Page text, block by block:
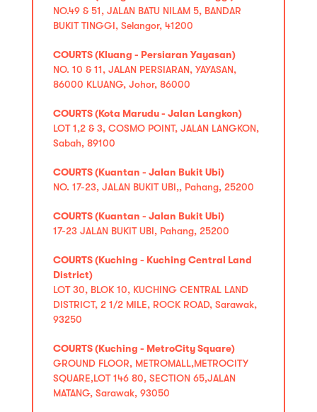
NO.49 & 51, JALAN BATU NILAM 5, BANDAR
BUKIT TINGGI, Selangor, 41200
COURTS (Kluang - Persiaran Yayasan)
NO. 10 & 11, JALAN PERSIARAN, YAYASAN,
86000 KLUANG, Johor, 86000
COURTS (Kota Marudu - Jalan Langkon)
LOT 1,2 & 3, COSMO POINT, JALAN LANGKON,
Sabah, 89100
COURTS (Kuantan - Jalan Bukit Ubi)
NO. 17-23, JALAN BUKIT UBI,, Pahang, 25200
COURTS (Kuantan - Jalan Bukit Ubi)
17-23 JALAN BUKIT UBI, Pahang, 25200
COURTS (Kuching - Kuching Central Land
District)
LOT 30, BLOK 10, KUCHING CENTRAL LAND
DISTRICT, 2 1/2 MILE, ROCK ROAD, Sarawak,
93250
COURTS (Kuching - MetroCity Square)
GROUND FLOOR, METROMALL,METROCITY
SQUARE,LOT 146 80, SECTION 65,JALAN
MATANG, Sarawak, 93050